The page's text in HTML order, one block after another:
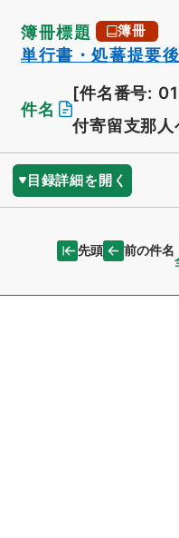
簿冊標題 簿冊
単行書・処蕃提要
件名
[件名番号:
付寄留支那
目録詳細を開く
先頭 前の件名